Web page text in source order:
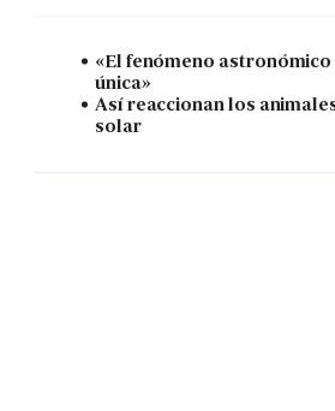
«El fenómeno
única»
Así reaccionan los
solar